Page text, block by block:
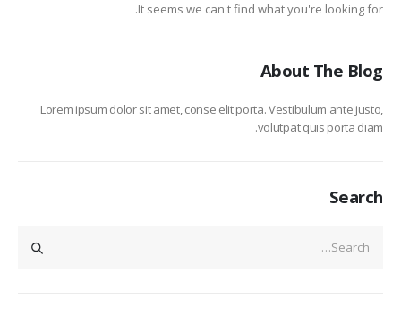
It seems we can't find what you're looking for.
About The Blog
Lorem ipsum dolor sit amet, conse elit porta. Vestibulum ante justo,
volutpat quis porta diam.
Search